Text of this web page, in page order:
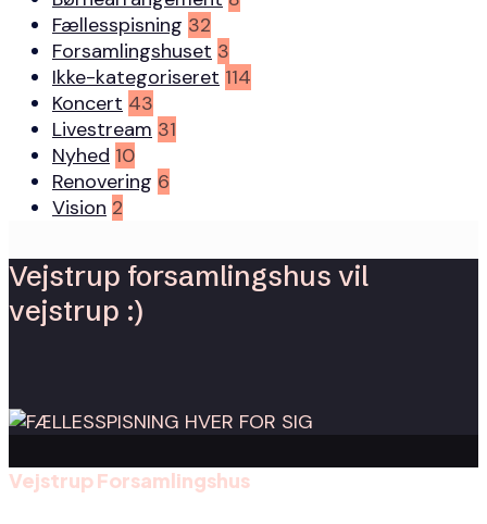
Fællesspisning 32
Forsamlingshuset 3
Ikke-kategoriseret 114
Koncert 43
Livestream 31
Nyhed 10
Renovering 6
Vision 2
Vejstrup forsamlingshus vil
vejstrup :)
Vejstrup Forsamlingshus